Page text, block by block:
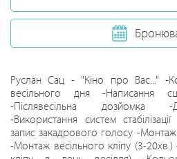
Руслан Сац - "Кіно про Вас..." -
весільного дня -Написання
-Післявесільна дозйомка -
-Використання систем
запис закадрового голосу -
-Монтаж весільного кліпу (3-